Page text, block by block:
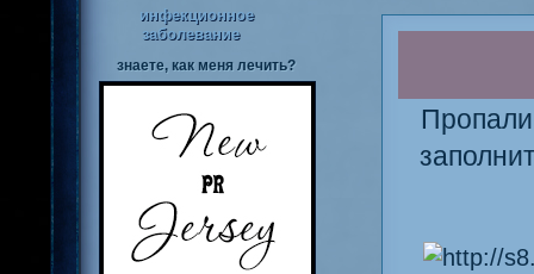
инфекционное
заболевание
знаете, как меня лечить?